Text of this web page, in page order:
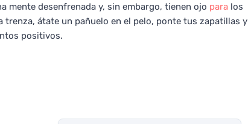
mente desenfrenada y, sin embargo, tienen ojo para los
átate un pañuelo en el pelo, ponte tus zapatillas y
positivos.